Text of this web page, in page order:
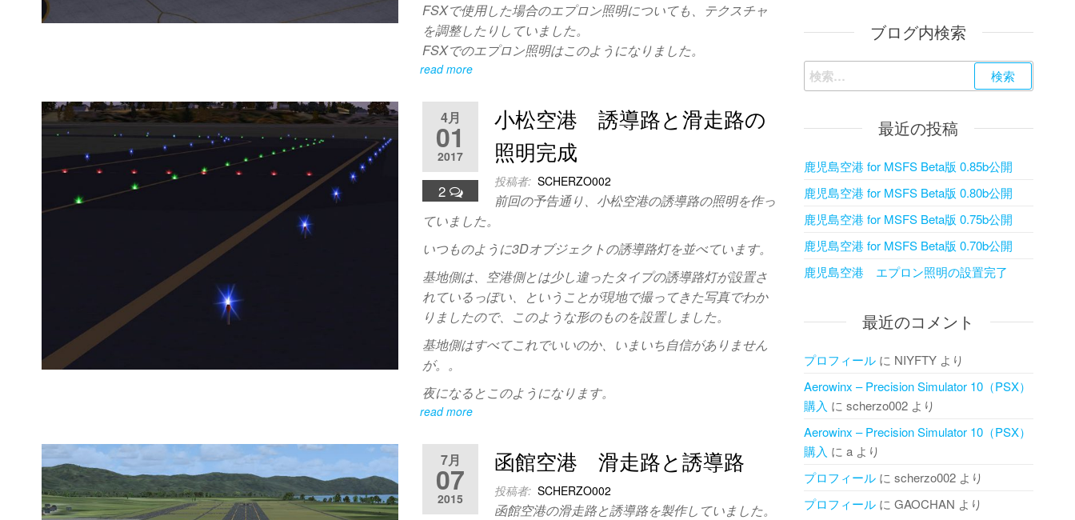
FSXで使用した場合のエプロン照明についても、テクスチャ
を調整したりしていました。
FSXでのエプロン照明はこのようになりました。
read more
4月
01
2017
2
小松空港 誘導路と滑走路の
照明完成
投稿者: SCHERZO002
前回の予告通り、小松空港の誘導路の照明を作っ
ていました。
いつものように3Dオブジェクトの誘導路灯を並べています。
基地側は、空港側とは少し違ったタイプの誘導路灯が設置さ
れているっぽい、ということが現地で撮ってきた写真でわか
りましたので、このような形のものを設置しました。
基地側はすべてこれでいいのか、いまいち自信がありません
が。。
夜になるとこのようになります。
read more
7月
07
2015
函館空港 滑走路と誘導路
投稿者: SCHERZO002
函館空港の滑走路と誘導路を製作していました。
ブログ内検索
検
索:
最近の投稿
鹿児島空港 for MSFS Beta版 0.85b公開
鹿児島空港 for MSFS Beta版 0.80b公開
鹿児島空港 for MSFS Beta版 0.75b公開
鹿児島空港 for MSFS Beta版 0.70b公開
鹿児島空港 エプロン照明の設置完了
最近のコメント
プロフィールに NIYFTYより
Aerowinx – Precision Simulator 10（PSX）
購入 に scherzo002より
Aerowinx – Precision Simulator 10（PSX）
購入 に aより
プロフィールに scherzo002より
プロフィールに GAOCHAN より